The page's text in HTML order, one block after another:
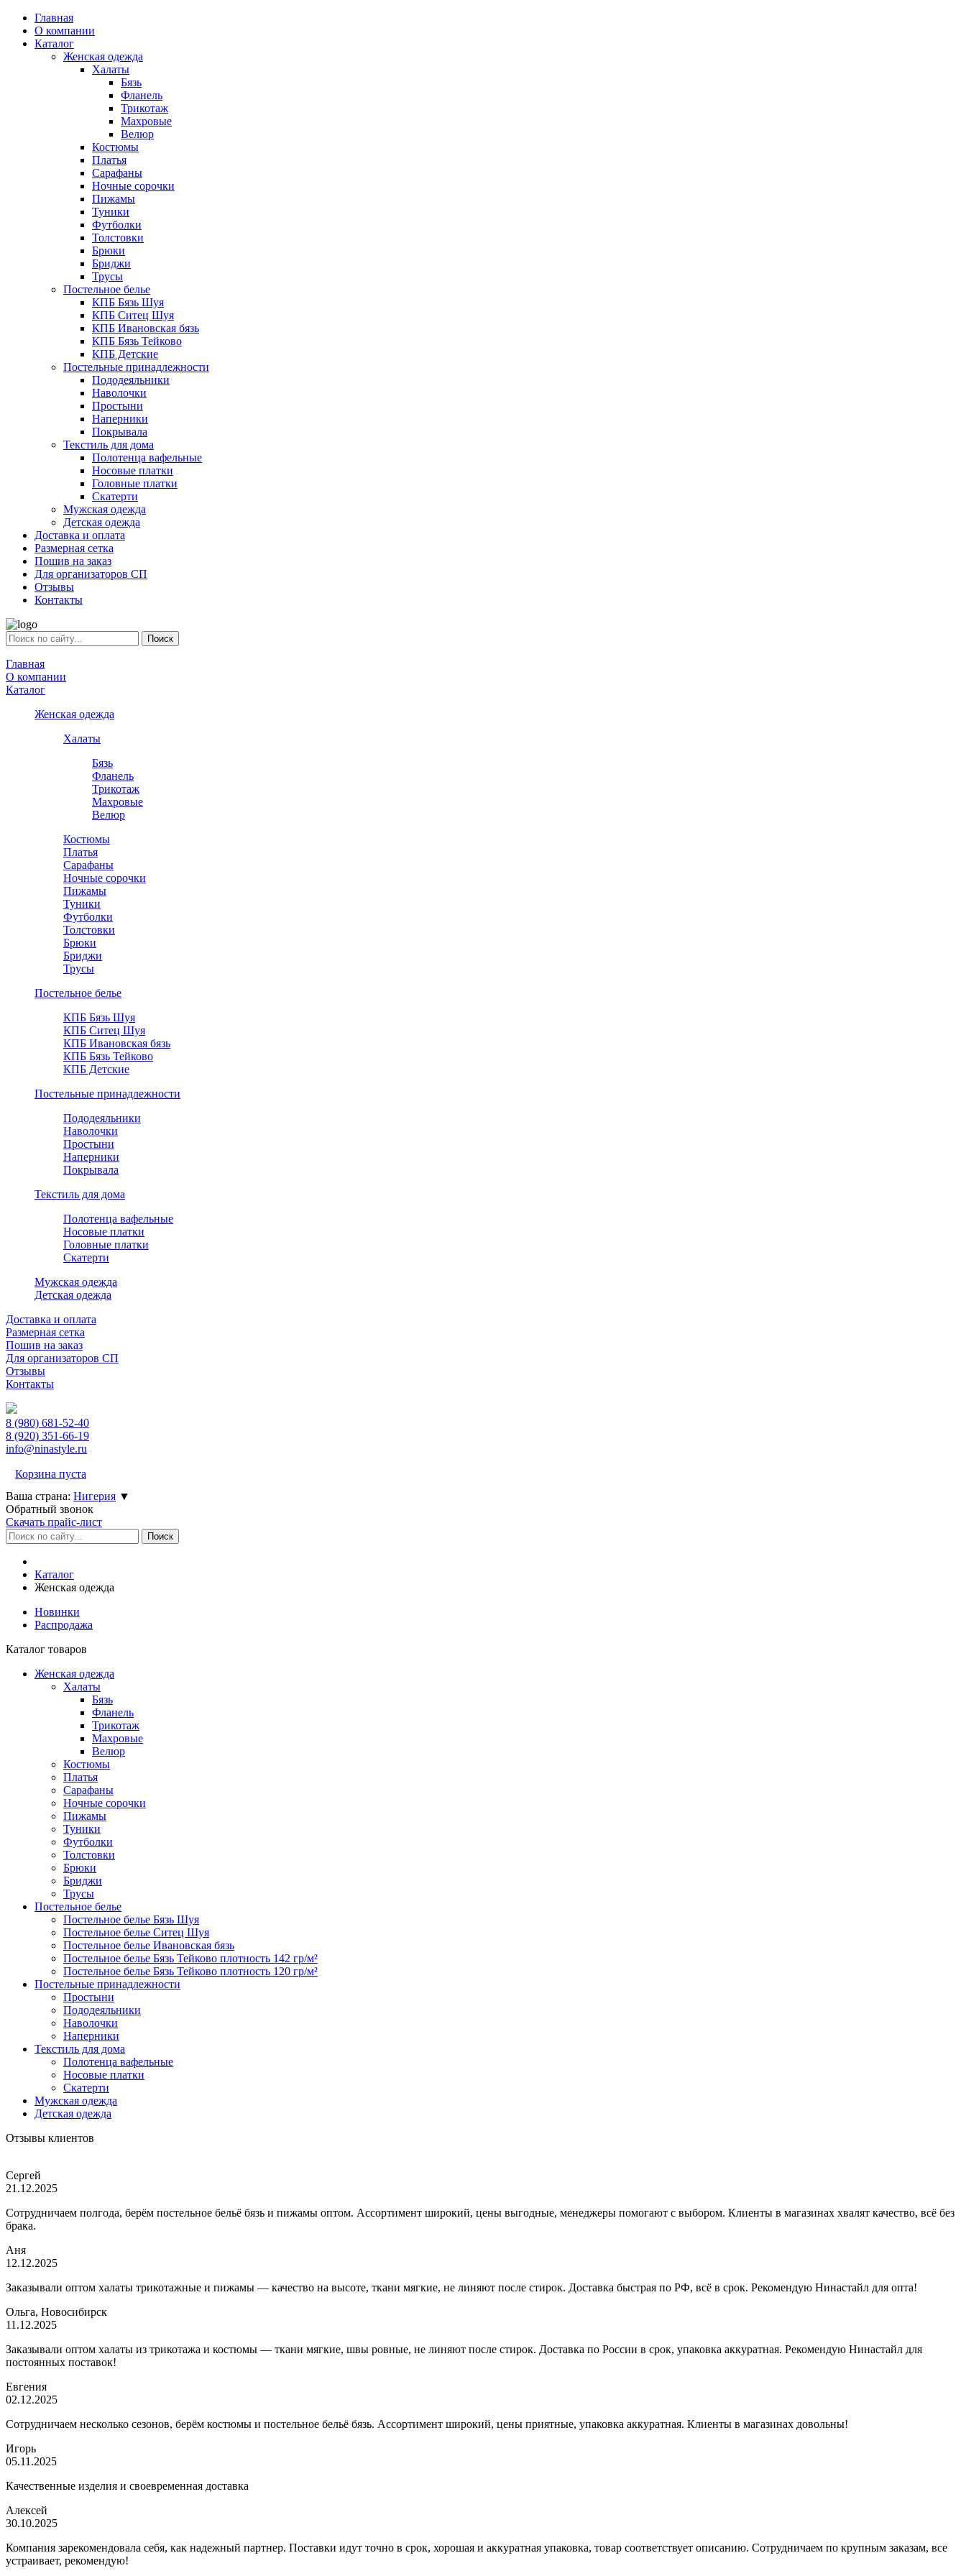
Главная
О компании
Каталог
Женская одежда
Халаты
Бязь
Фланель
Трикотаж
Махровые
Велюр
Костюмы
Платья
Сарафаны
Ночные сорочки
Пижамы
Туники
Футболки
Толстовки
Брюки
Бриджи
Трусы
Постельное белье
КПБ Бязь Шуя
КПБ Ситец Шуя
КПБ Ивановская бязь
КПБ Бязь Тейково
КПБ Детские
Постельные принадлежности
Пододеяльники
Наволочки
Простыни
Наперники
Покрывала
Текстиль для дома
Полотенца вафельные
Носовые платки
Головные платки
Скатерти
Мужская одежда
Детская одежда
Доставка и оплата
Размерная сетка
Пошив на заказ
Для организаторов СП
Отзывы
Контакты
Главная
О компании
Каталог
Женская одежда
Халаты
Бязь
Фланель
Трикотаж
Махровые
Велюр
Костюмы
Платья
Сарафаны
Ночные сорочки
Пижамы
Туники
Футболки
Толстовки
Брюки
Бриджи
Трусы
Постельное белье
КПБ Бязь Шуя
КПБ Ситец Шуя
КПБ Ивановская бязь
КПБ Бязь Тейково
КПБ Детские
Постельные принадлежности
Пододеяльники
Наволочки
Простыни
Наперники
Покрывала
Текстиль для дома
Полотенца вафельные
Носовые платки
Головные платки
Скатерти
Мужская одежда
Детская одежда
Доставка и оплата
Размерная сетка
Пошив на заказ
Для организаторов СП
Отзывы
Контакты
8 (980) 681-52-40
8 (920) 351-66-19
info@ninastyle.ru
Корзина пуста
Ваша страна: Нигерия ▼
Обратный звонок
Скачать прайс-лист
Каталог
Женская одежда
Новинки
Распродажа
Каталог товаров
Женская одежда
Халаты
Бязь
Фланель
Трикотаж
Махровые
Велюр
Костюмы
Платья
Сарафаны
Ночные сорочки
Пижамы
Туники
Футболки
Толстовки
Брюки
Бриджи
Трусы
Постельное белье
Постельное белье Бязь Шуя
Постельное белье Ситец Шуя
Постельное белье Ивановская бязь
Постельное белье Бязь Тейково плотность 142 гр/м²
Постельное белье Бязь Тейково плотность 120 гр/м²
Постельные принадлежности
Простыни
Пододеяльники
Наволочки
Наперники
Текстиль для дома
Полотенца вафельные
Носовые платки
Скатерти
Мужская одежда
Детская одежда
Отзывы клиентов
Сергей
21.12.2025
Сотрудничаем полгода, берём постельное бельё бязь и пижамы оптом. Ассортимент широкий, цены выгодные, менеджеры помогают с выбором. Клиенты в магазинах хвалят качество, всё без
брака.
Аня
12.12.2025
Заказывали оптом халаты трикотажные и пижамы — качество на высоте, ткани мягкие, не линяют после стирок. Доставка быстрая по РФ, всё в срок. Рекомендую Нинастайл для опта!
Ольга, Новосибирск
11.12.2025
Заказывали оптом халаты из трикотажа и костюмы — ткани мягкие, швы ровные, не линяют после стирок. Доставка по России в срок, упаковка аккуратная. Рекомендую Нинастайл для
постоянных поставок!
Евгения
02.12.2025
Сотрудничаем несколько сезонов, берём костюмы и постельное бельё бязь. Ассортимент широкий, цены приятные, упаковка аккуратная. Клиенты в магазинах довольны!
Игорь
05.11.2025
Качественные изделия и своевременная доставка
Алексей
30.10.2025
Компания зарекомендовала себя, как надежный партнер. Поставки идут точно в срок, хорошая и аккуратная упаковка, товар соответствует описанию. Сотрудничаем по крупным заказам, все
устраивает, рекомендую!